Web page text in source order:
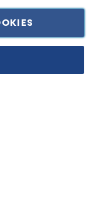
- C.F. 05834470634 -